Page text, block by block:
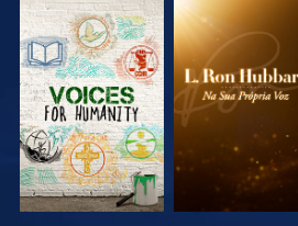
EXPLORAR A
SÉRIE
EXPLORAR A
SÉRIE